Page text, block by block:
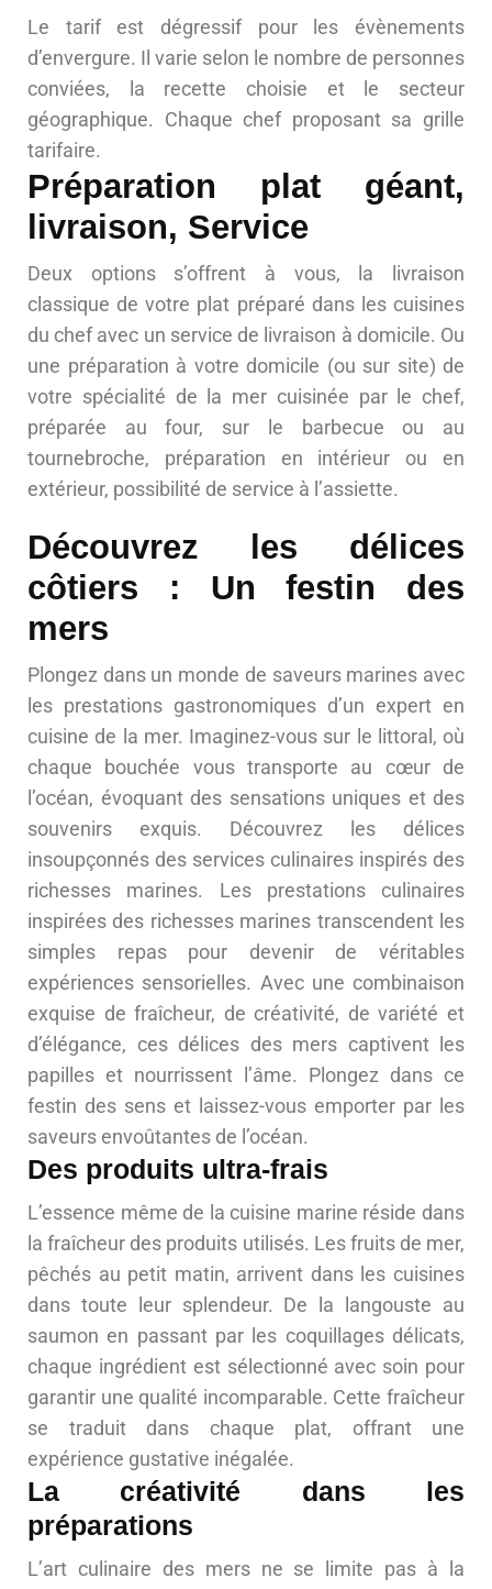
Le tarif est dégressif pour les évènements
d’envergure. Il varie selon le nombre de personnes
conviées, la recette choisie et le secteur
géographique. Chaque chef proposant sa grille
tarifaire.
Préparation plat géant,
livraison, Service
Deux options s’offrent à vous, la livraison
classique de votre plat préparé dans les cuisines
du chef avec un service de livraison à domicile. Ou
une préparation à votre domicile (ou sur site) de
votre spécialité de la mer cuisinée par le chef,
préparée au four, sur le barbecue ou au
tournebroche, préparation en intérieur ou en
extérieur, possibilité de service à l’assiette.
Découvrez les délices
côtiers : Un festin des
mers
Plongez dans un monde de saveurs marines avec
les prestations gastronomiques d’un expert en
cuisine de la mer. Imaginez-vous sur le littoral, où
chaque bouchée vous transporte au cœur de
l’océan, évoquant des sensations uniques et des
souvenirs exquis. Découvrez les délices
insoupçonnés des services culinaires inspirés des
richesses marines. Les prestations culinaires
inspirées des richesses marines transcendent les
simples repas pour devenir de véritables
expériences sensorielles. Avec une combinaison
exquise de fraîcheur, de créativité, de variété et
d’élégance, ces délices des mers captivent les
papilles et nourrissent l’âme. Plongez dans ce
festin des sens et laissez-vous emporter par les
saveurs envoûtantes de l’océan.
Des produits ultra-frais
L’essence même de la cuisine marine réside dans
la fraîcheur des produits utilisés. Les fruits de mer,
pêchés au petit matin, arrivent dans les cuisines
dans toute leur splendeur. De la langouste au
saumon en passant par les coquillages délicats,
chaque ingrédient est sélectionné avec soin pour
garantir une qualité incomparable. Cette fraîcheur
se traduit dans chaque plat, offrant une
expérience gustative inégalée.
La créativité dans les
préparations
L’art culinaire des mers ne se limite pas à la